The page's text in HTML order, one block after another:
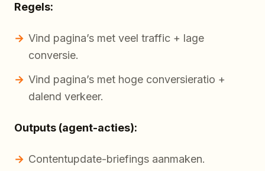
Regels:
Vind pagina’s met veel traffic + lage
conversie.
Vind pagina’s met hoge conversieratio +
dalend verkeer.
Outputs (agent-acties):
Contentupdate-briefings aanmaken.